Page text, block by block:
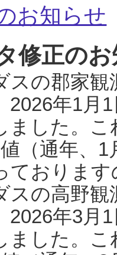
お知らせ
修正の
スの郡家
2026年1月
ました。こ
（通年、
ておりま
スの高野
2026年3月
ました。こ